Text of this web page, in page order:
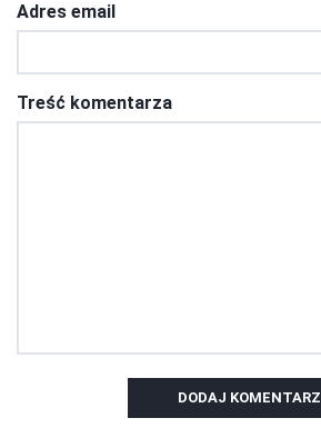
Adres email
Treść komentarza
DODAJ KOMENTARZ